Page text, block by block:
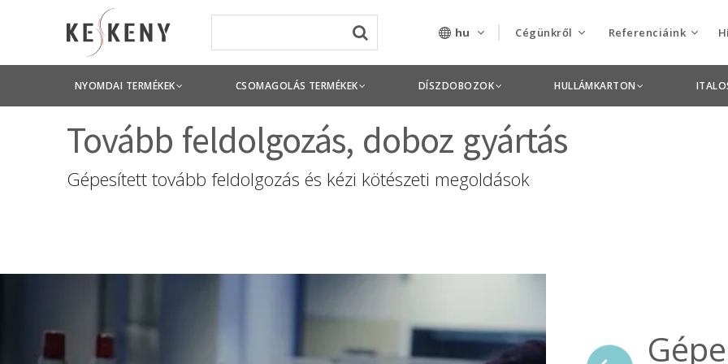
hu Cégünkről
Rólunk
Nyitott pozíciók,
állások
nyilatkozatok
Éves beszámolók
Referenciáink
Csomagolás termékek
NYOMDAI TERMÉKEK CSOMAGOLÁS TERMÉKEK DÍSZDOBOZOK HULLÁMKARTON
Tovább feldolgozás, doboz gyártás
Gépesített tovább feldolgozás és kézi kötészeti megoldások